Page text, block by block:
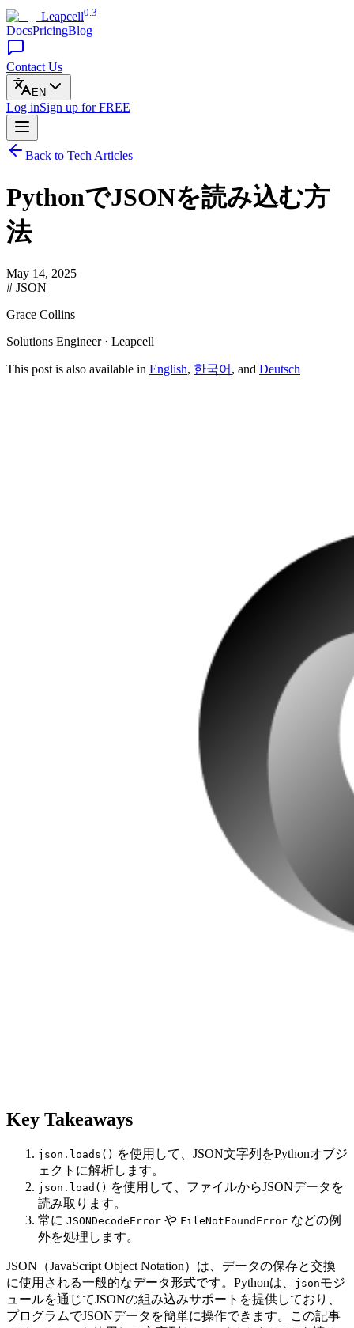
Leapcell0.3
DocsPricingBlog
Contact Us
EN
Log inSign up for FREE
Back to Tech Articles
PythonでJSONを読み込む方
法
May 14, 2025
# JSON
Grace Collins
Solutions Engineer · Leapcell
This post is also available in English, 한국어 , and Deutsch
Key Takeaways
json.loads() を使用して、JSON文字列をPythonオブジ
ェクトに解析します。
json.load() を使用して、ファイルからJSONデータを
読み取ります。
常に JSONDecodeError や FileNotFoundError などの例
外を処理します。
JSON（JavaScript Object Notation）は、データの保存と交換
に使用される一般的なデータ形式です。Pythonは、
jsonモジ
ュールを通じてJSONの組み込みサポートを提供しており、
プログラムでJSONデータを簡単に操作できます。この記事